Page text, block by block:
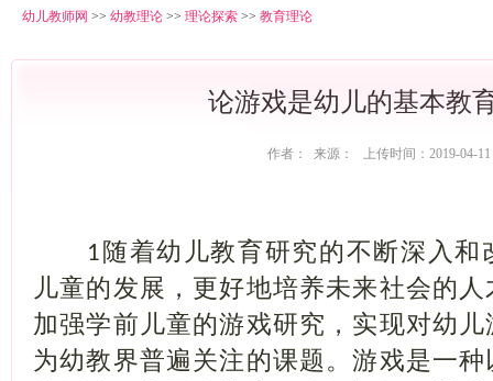
幼儿教师网 >> 幼教理论 >> 理论探索 >> 教育理论
论游戏是幼儿的基本教
作者： 来源： 上传时间：2019-04-11
1随着幼儿教育研究的不断深入和
儿童的发展，更好地培养未来社会的
加强学前儿童的游戏研究，实现对幼
为幼教界普遍关注的课题。游戏是一